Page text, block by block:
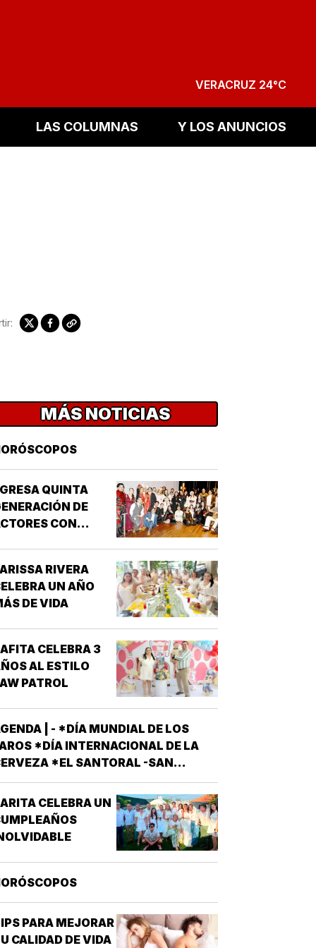
VERACRUZ 24°C
LAS COLUMNAS Y LOS ANUNCIOS
MÁS NOTICIAS
QUINTA
DE
CON
RIVERA
UN AÑO
DE VIDA
CELEBRA 3
AL ESTILO
PATROL
| - *DÍA MUNDIAL DE LOS
*DÍA INTERNACIONAL DE LA
*EL SANTORAL -SAN
PRESBÍTERO FUNDADOR
LA ORDEN DE LOS TEATINOS.
Y MÁRTIRES SIXTO II PAPA
Y SUS DISCÍPULOS
FELICÍSIMO Y AGAPITO. SAN MIGUEL
LA MORA…
CELEBRA UN
PARA MEJORAR
CALIDAD DE VIDA